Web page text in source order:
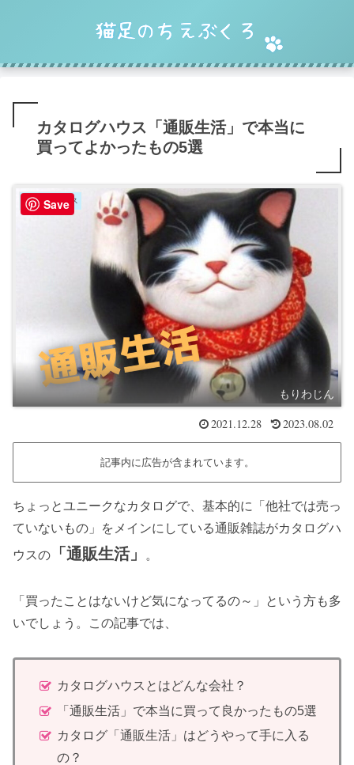
カタログハウス「通販生活」で本当に
買ってよかったもの5選
カタログハウス
もりわじん
2021.12.28 2023.08.02
記事内に広告が含まれています。
ちょっとユニークなカタログで、基本的に「他社では売っ
ていないもの」をメインにしている通販雑誌がカタログハ
ウスの
「通販生活」 。
「買ったことはないけど気になってるの～」という方も多
いでしょう。この記事では、
カタログハウスとはどんな会社？
「通販生活」で本当に買って良かったもの5選
カタログ「通販生活」はどうやって手に入る
の？
Save